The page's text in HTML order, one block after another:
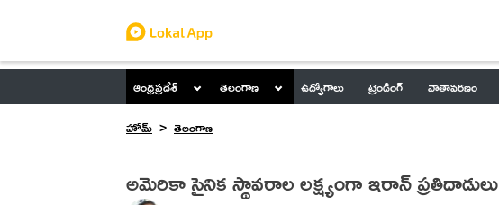
ఆంధ్రప్రదేశ్ తెలంగాణ ఉద్యోగాలు ట్రెండింగ్ వాతావరణం
హోమ్
తెలంగాణ
అమెరికా సైనిక స్థావరాల లక్ష్యంగా ఇరాన్‌ ప్రతిదాడులు